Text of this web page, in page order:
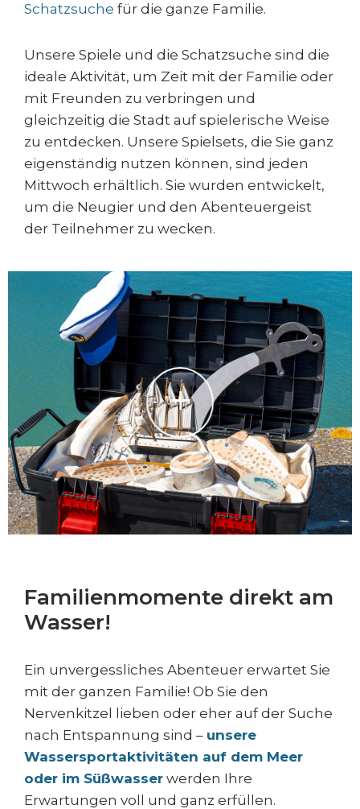
Schatzsuche für die ganze Familie.
Unsere Spiele und die Schatzsuche sind die
ideale Aktivität, um Zeit mit der Familie oder
mit Freunden zu verbringen und
gleichzeitig die Stadt auf spielerische Weise
zu entdecken. Unsere Spielsets, die Sie ganz
eigenständig nutzen können, sind jeden
Mittwoch erhältlich. Sie wurden entwickelt,
um die Neugier und den Abenteuergeist
der Teilnehmer zu wecken.
Familienmomente direkt am
Wasser!
Ein unvergessliches Abenteuer erwartet Sie
mit der ganzen Familie! Ob Sie den
Nervenkitzel lieben oder eher auf der Suche
nach Entspannung sind – unsere
Wassersportaktivitäten auf dem Meer
oder im Süßwasser werden Ihre
Erwartungen voll und ganz erfüllen.